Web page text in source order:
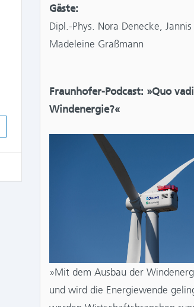
Gäste:
Dipl.-Phys. Nora Denecke, Jannis
Madeleine Graßmann
Fraunhofer-Podcast: »Quo
Windenergie?«
»Mit dem Ausbau der
und wird die Energiewende